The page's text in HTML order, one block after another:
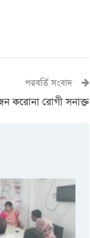
পরবর্তি সংবাদ
করোনা রোগী সনাক্ত